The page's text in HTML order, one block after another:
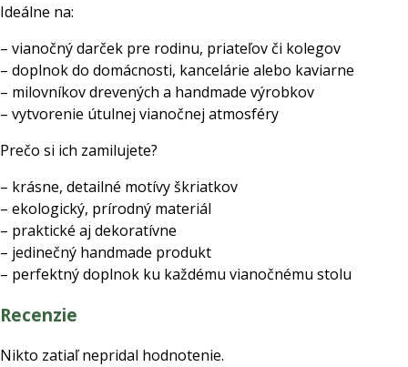
Ideálne na:
– vianočný darček pre rodinu, priateľov či kolegov
– doplnok do domácnosti, kancelárie alebo kaviarne
– milovníkov drevených a handmade výrobkov
– vytvorenie útulnej vianočnej atmosféry
Prečo si ich zamilujete?
– krásne, detailné motívy škriatkov
– ekologický, prírodný materiál
– praktické aj dekoratívne
– jedinečný handmade produkt
– perfektný doplnok ku každému vianočnému stolu
Recenzie
Nikto zatiaľ nepridal hodnotenie.